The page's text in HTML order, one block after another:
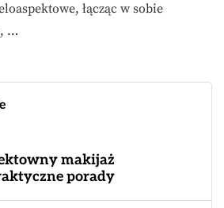
łącząc w sobie
…
makijaż
porady